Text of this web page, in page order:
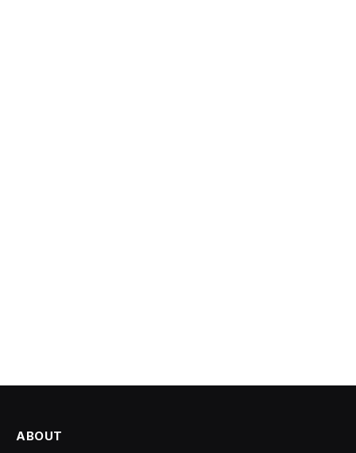
ABOUT